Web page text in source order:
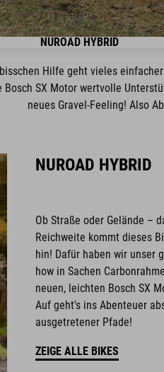
NUROAD HYBRID
Hilfe geht vieles
Bosch SX Motor wertvolle
neues Gravel-Feeling! Also
NUROAD HYBRID
Ob Straße oder Gelände –
Reichweite kommt dieses
hin! Dafür haben wir unser
how in Sachen
neuen, leichten Bosch SX
Auf geht's ins Abenteuer
ausgetretener Pfade!
ZEIGE ALLE BIKES